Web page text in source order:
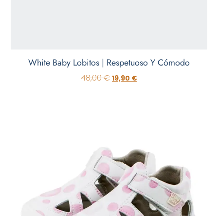
White Baby Lobitos | Respetuoso Y Cómodo
48,00€ 19,90 €